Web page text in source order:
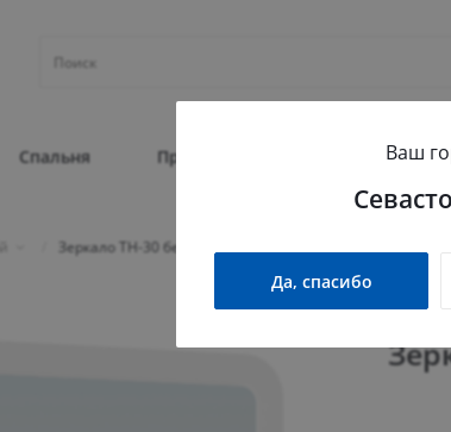
Спальня Прихожая Гостиная
Зеркало ТН-30 белый структурный
Ваш
Да, спасибо